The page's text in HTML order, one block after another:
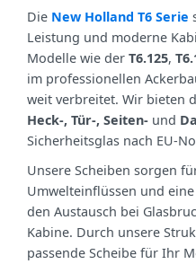
Die New Holland T6 Serie
Leistung und moderne
Modelle wie der T6.125,
im professionellen
weit verbreitet. Wir bieten
Heck-, Tür-, Seiten- und
Sicherheitsglas nach EU-
Unsere Scheiben sorgen
Umwelteinflüssen und
den Austausch bei
Kabine. Durch unsere
passende Scheibe für Ihr